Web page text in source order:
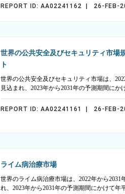
REPORT ID: AA02241162 | 26-FEB-
世界の公共安全及びセキュリティ市場
ト
世界の公共安全及びセキュリティ市場は、
見込まれ、2023年から2031年の予測期間に
REPORT ID: AA02241161 | 26-FEB-
ライム病治療市場
世界のライム病治療市場は、2022年から2031
れ、2023年から2031年の予測期間にかけて年